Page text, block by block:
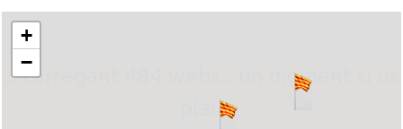
... carregant 484 webs... un moment si us
plau
+
−